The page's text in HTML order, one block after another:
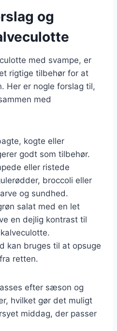
og
med svampe, er
rigtige tilbehør for at
Her er nogle forslag til,
med
kogte eller
godt som tilbehør.
eller ristede
broccoli eller
og sundhed.
salat med en let
en dejlig kontrast til
kan bruges til at opsuge
retten.
efter sæson og
hvilket gør det muligt
middag, der passer